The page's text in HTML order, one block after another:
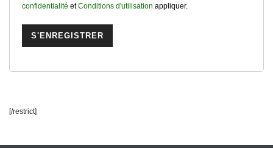
confidentialité etConditions d'utilisation appliquer.
[/restrict]